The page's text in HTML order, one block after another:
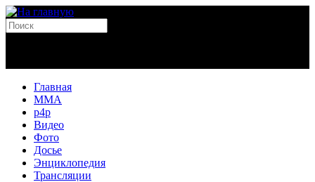
Главная
MMA
p4p
Видео
Фото
Досье
Энциклопедия
Трансляции